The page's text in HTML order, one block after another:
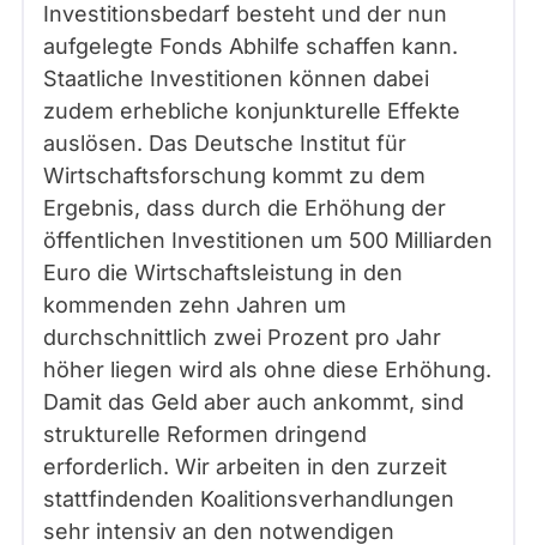
Investitionsbedarf besteht und der nun
aufgelegte Fonds Abhilfe schaffen kann.
Staatliche Investitionen können dabei
zudem erhebliche konjunkturelle Effekte
auslösen. Das Deutsche Institut für
Wirtschaftsforschung kommt zu dem
Ergebnis, dass durch die Erhöhung der
öffentlichen Investitionen um 500 Milliarden
Euro die Wirtschaftsleistung in den
kommenden zehn Jahren um
durchschnittlich zwei Prozent pro Jahr
höher liegen wird als ohne diese Erhöhung.
Damit das Geld aber auch ankommt, sind
strukturelle Reformen dringend
erforderlich. Wir arbeiten in den zurzeit
stattfindenden Koalitionsverhandlungen
sehr intensiv an den notwendigen